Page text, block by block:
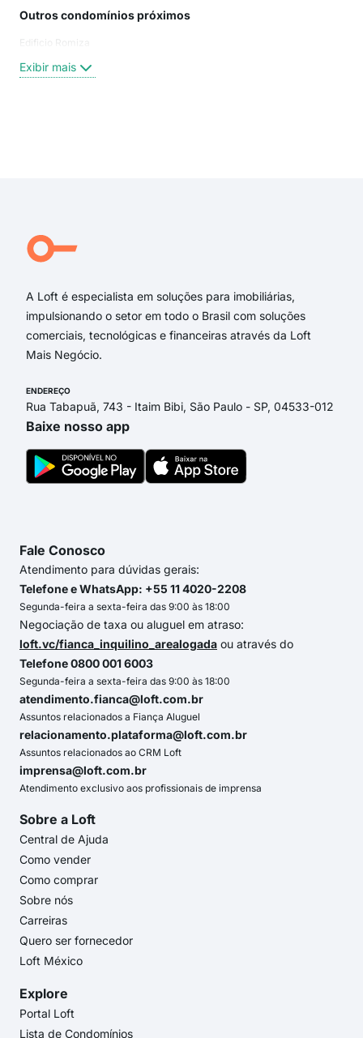
Outros condomínios próximos
Edificio Romiza
Exibir mais
A Loft é especialista em soluções para imobiliárias,
impulsionando o setor em todo o Brasil com soluções
comerciais, tecnológicas e financeiras através da Loft
Mais Negócio.
ENDEREÇO
Rua Tabapuã, 743 - Itaim Bibi, São Paulo - SP, 04533-012
Baixe nosso app
Fale Conosco
Atendimento para dúvidas gerais:
Telefone e WhatsApp: +55 11 4020-2208
Segunda-feira a sexta-feira das 9:00 às 18:00
Negociação de taxa ou aluguel em atraso:
loft.vc/fianca_inquilino_arealogada ou através do
Telefone 0800 001 6003
Segunda-feira a sexta-feira das 9:00 às 18:00
atendimento.fianca@loft.com.br
Assuntos relacionados a Fiança Aluguel
relacionamento.plataforma@loft.com.br
Assuntos relacionados ao CRM Loft
imprensa@loft.com.br
Atendimento exclusivo aos profissionais de imprensa
Sobre a Loft
Central de Ajuda
Como vender
Como comprar
Sobre nós
Carreiras
Quero ser fornecedor
Loft México
Explore
Portal Loft
Lista de Condomínios